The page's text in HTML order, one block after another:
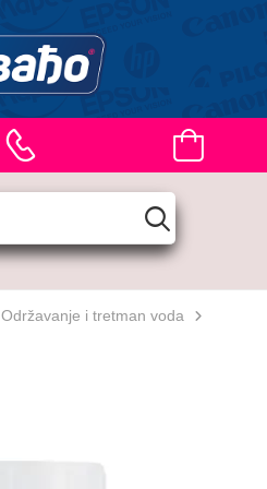
Održavanje i tretman voda